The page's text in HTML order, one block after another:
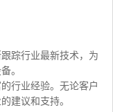
踪行业最新技术，为
。
行业经验。无论客户
建议和支持。